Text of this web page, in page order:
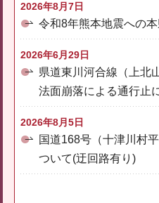
2026年8月7日
令和8年熊本地震への
2026年6月29日
県道東川河合線（上北
法面崩落による通行止
2026年8月5日
国道168号（十津川村
ついて(迂回路有り)